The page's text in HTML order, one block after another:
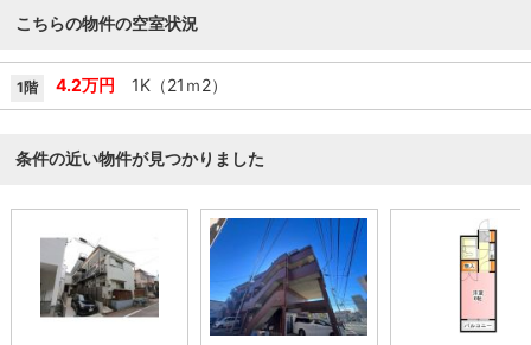
こちらの物件の空室状況
1階 4.2万円 1K（21ｍ2）
条件の近い物件が見つかりました